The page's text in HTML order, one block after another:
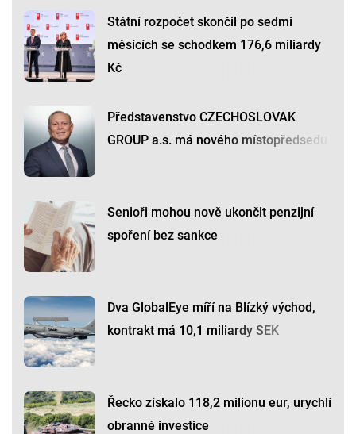
Státní rozpočet skončil po sedmi
měsících se schodkem 176,6 miliardy
Kč
Představenstvo CZECHOSLOVAK
GROUP a.s. má nového místopředsedu
Senioři mohou nově ukončit penzijní
spoření bez sankce
Dva GlobalEye míří na Blízký východ,
kontrakt má 10,1 miliardy SEK
Řecko získalo 118,2 milionu eur, urychlí
obranné investice